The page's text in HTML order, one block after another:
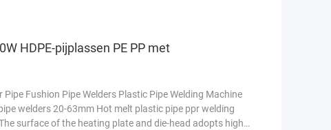
HDPE-pijplassen PE PP met
Fushion Pipe Welders Plastic Pipe Welding Machine
welders 20-63mm Hot melt plastic pipe ppr welding
surface of the heating plate and die-head adopts high